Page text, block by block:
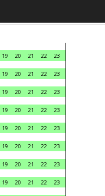
19 20 21 22
23
19 20 21 22
23
19 20 21 22
23
19 20 21 22
23
19 20 21 22
23
19 20 21 22
23
19 20 21 22
23
19 20 21 22
23